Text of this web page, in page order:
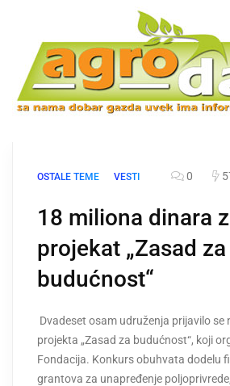
OSTALE TEME VESTI 0
18 miliona dinara
projekat „Zasad za
budućnost“
Dvadeset osam udruženja prijavilo se
projekta „Zasad za budućnost“, koji
Fondacija. Konkurs obuhvata dodelu
grantova za unapređenje